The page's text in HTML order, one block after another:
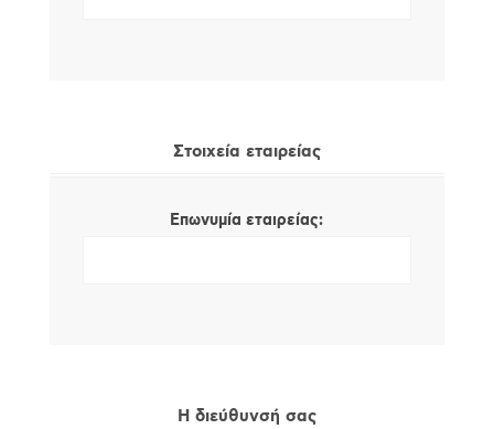
Στοιχεία εταιρείας
Επωνυμία εταιρείας:
Η διεύθυνσή σας